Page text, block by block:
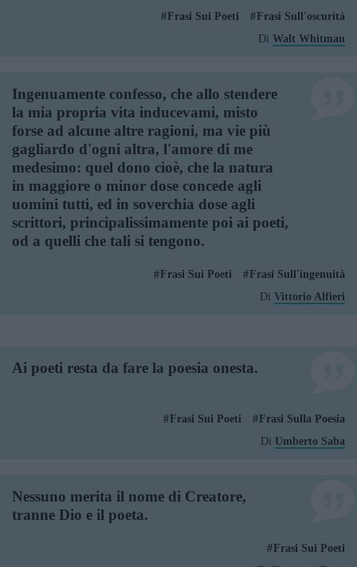
Frasi Sui Poeti
Frasi Sull'oscurità
Di Walt Whitman
Ingenuamente confesso, che allo stendere
la mia propria vita inducevami, misto
forse ad alcune altre ragioni, ma vie più
gagliardo d'ogni altra, l'amore di me
medesimo: quel dono cioè, che la natura
in maggiore o minor dose concede agli
uomini tutti, ed in soverchia dose agli
scrittori, principalissimamente poi ai poeti,
od a quelli che tali si tengono.
Frasi Sui Poeti
Frasi Sull'ingenuità
Di Vittorio Alfieri
Ai poeti resta da fare la poesia onesta.
Frasi Sui Poeti
Frasi Sulla Poesia
Di Umberto Saba
Nessuno merita il nome di Creatore,
tranne Dio e il poeta.
Frasi Sui Poeti